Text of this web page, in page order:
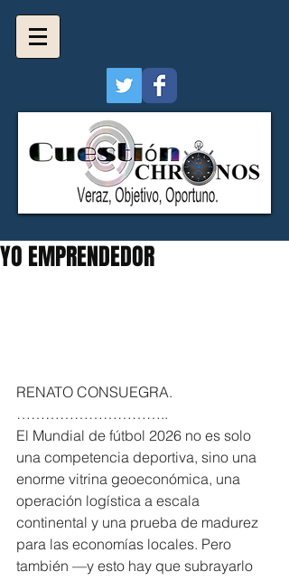
YO EMPRENDEDOR
RENATO CONSUEGRA.
…………………………..
El Mundial de fútbol 2026 no es solo
una competencia deportiva, sino una
enorme vitrina geoeconómica, una
operación logística a escala
continental y una prueba de madurez
para las economías locales. Pero
también —y esto hay que subrayarlo